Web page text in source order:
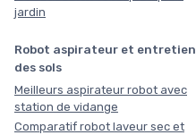
jardin
Robot aspirateur et entretien
des sols
Meilleurs aspirateur robot avec
station de vidange
Comparatif robot laveur sec et